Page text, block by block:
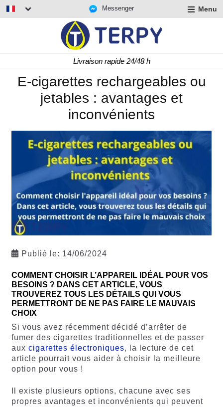
Messenger Menu
Livraison rapide 24/48 h
E-cigarettes rechargeables ou
jetables : avantages et
inconvénients
Publié le: 14/06/2024
COMMENT CHOISIR L’APPAREIL IDÉAL POUR VOS
BESOINS ? DANS CET ARTICLE, VOUS
TROUVEREZ TOUS LES DÉTAILS QUI VOUS
PERMETTRONT DE NE PAS FAIRE LE MAUVAIS
CHOIX
Si vous avez récemment décidé d’arrêter de
fumer des cigarettes traditionnelles et de passer
aux cigarettes électroniques, la lecture de cet
article pourrait vous aider à choisir la meilleure
option pour vous !
Il existe plusieurs options, chacune avec ses
propres avantages et inconvénients qui peuvent